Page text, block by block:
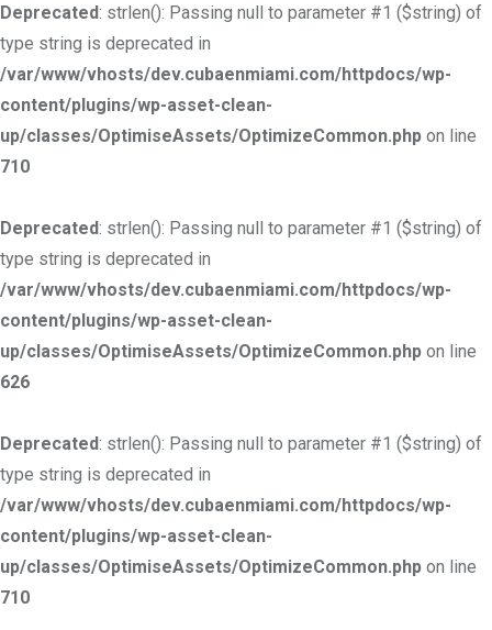
Deprecated: strlen(): Passing null to parameter #1 ($string) of
type string is deprecated in
/var/www/vhosts/dev.cubaenmiami.com/httpdocs/wp-
content/plugins/wp-asset-clean-
up/classes/OptimiseAssets/OptimizeCommon.php on line
710
Deprecated: strlen(): Passing null to parameter #1 ($string) of
type string is deprecated in
/var/www/vhosts/dev.cubaenmiami.com/httpdocs/wp-
content/plugins/wp-asset-clean-
up/classes/OptimiseAssets/OptimizeCommon.php on line
626
Deprecated: strlen(): Passing null to parameter #1 ($string) of
type string is deprecated in
/var/www/vhosts/dev.cubaenmiami.com/httpdocs/wp-
content/plugins/wp-asset-clean-
up/classes/OptimiseAssets/OptimizeCommon.php on line
710